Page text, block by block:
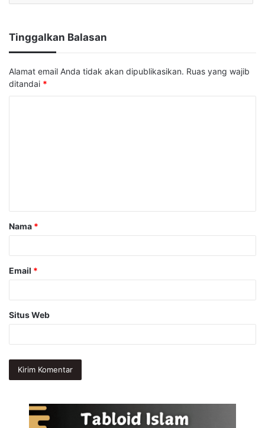
Tinggalkan Balasan
Alamat email Anda tidak akan dipublikasikan. Ruas yang wajib
ditandai *
a
r
Nama *
Email *
Situs Web